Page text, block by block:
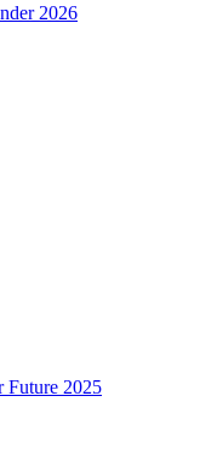
2026
Future 2025